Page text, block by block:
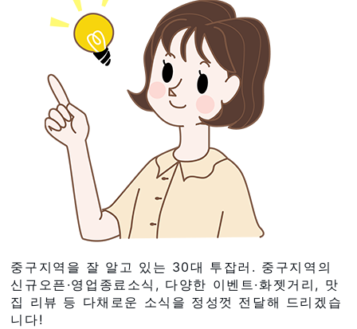
중구지역을 잘 알고 있는 30대 투잡러. 중구지역의
신규오픈·영업종료소식, 다양한 이벤트·화젯거리, 맛
집 리뷰 등 다채로운 소식을 정성껏 전달해 드리겠습
니다!